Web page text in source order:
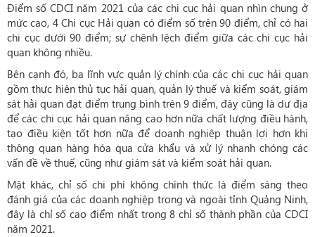
Điểm số CDCI năm 2021 của các chi cục hải quan nhìn chung ở
mức cao, 4 Chi cục Hải quan có điểm số trên 90 điểm, chỉ có hai
chi cục dưới 90 điểm; sự chênh lệch điểm giữa các chi cục hải
quan không nhiều.
Bên cạnh đó, ba lĩnh vực quản lý chính của các chi cục hải quan
gồm thực hiện thủ tục hải quan, quản lý thuế và kiểm soát, giám
sát hải quan đạt điểm trung bình trên 9 điểm, đây cũng là dư địa
để các chi cục hải quan nâng cao hơn nữa chất lượng điều hành,
tạo điều kiện tốt hơn nữa để doanh nghiệp thuận lợi hơn khi
thông quan hàng hóa qua cửa khẩu và xử lý nhanh chóng các
vấn đề về thuế, cũng như giám sát và kiểm soát hải quan.
Mặt khác, chỉ số chi phí không chính thức là điểm sáng theo
đánh giá của các doanh nghiệp trong và ngoài tỉnh Quảng Ninh,
đây là chỉ số cao điểm nhất trong 8 chỉ số thành phần của CDCI
năm 2021.